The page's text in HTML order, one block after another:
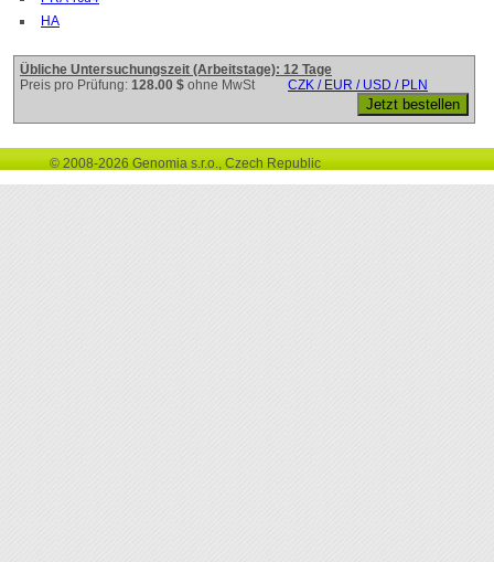
HA
Übliche Untersuchungszeit (Arbeitstage): 12 Tage
Preis pro Prüfung: 128.00 $ ohne MwSt CZK / EUR / USD / PLN
© 2008-2026 Genomia s.r.o., Czech Republic